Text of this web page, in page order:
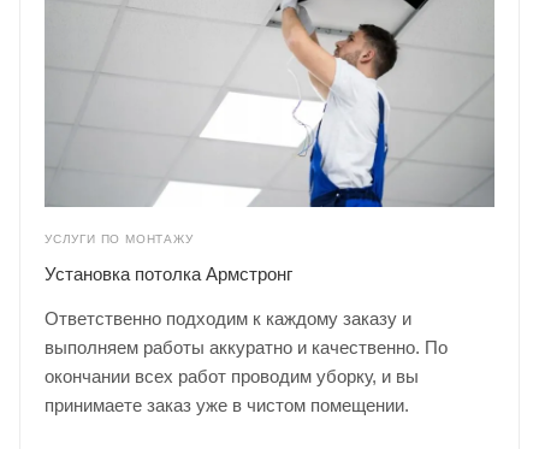
УСЛУГИ ПО МОНТАЖУ
Установка потолка Армстронг
Ответственно подходим к каждому заказу и
выполняем работы аккуратно и качественно. По
окончании всех работ проводим уборку, и вы
принимаете заказ уже в чистом помещении.